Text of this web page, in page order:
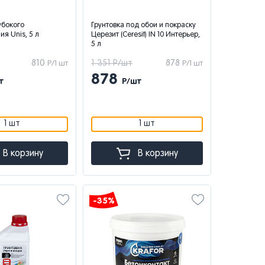
Unis, 5 л
810 Р/1 шт
1 шт
В корзину
Грунтовка под обои и покраску
Церезит (Ceresit) IN 10 Интерьер,
5 л
878 Р/1 шт
1 351 Р/шт
878 Р/шт
1 шт
В корзину
-35%